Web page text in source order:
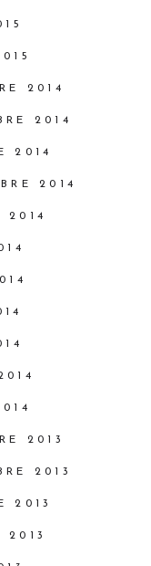
2014
2014
2014
2014
2014
2013
2013
2013
2013